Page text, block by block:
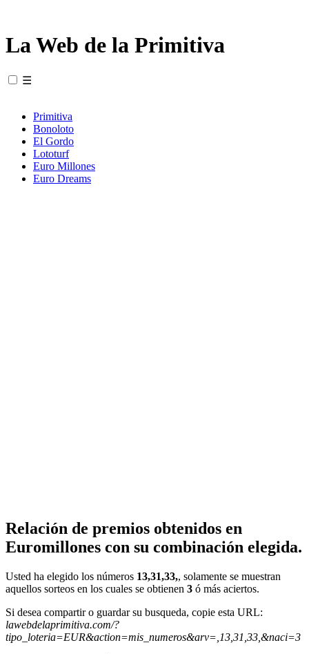
La Web de la Primitiva
☰
Primitiva
Bonoloto
El Gordo
Lototurf
Euro Millones
Euro Dreams
Relación de premios obtenidos en
Euromillones con su combinación elegida.
Usted ha elegido los números 13,31,33,, solamente se muestran
aquellos sorteos en los cuales se obtienen 3 ó más aciertos.
Si desea compartir o guardar su busqueda, copie esta URL:
lawebdelaprimitiva.com/?
tipo_loteria=EUR&action=mis_numeros&arv=,13,31,33,&naci=3